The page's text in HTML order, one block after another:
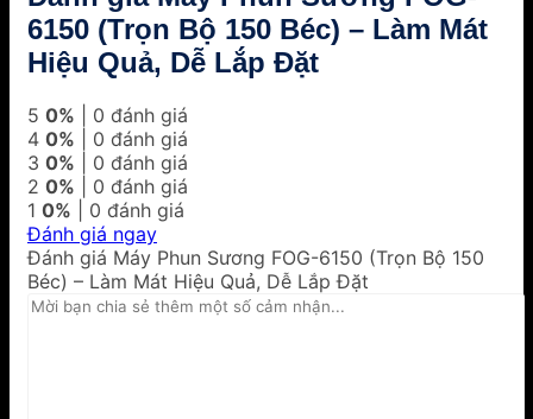
6150 (Trọn Bộ 150 Béc) – Làm Mát
Hiệu Quả, Dễ Lắp Đặt
5 0% | 0 đánh giá
4 0% | 0 đánh giá
3 0% | 0 đánh giá
2 0% | 0 đánh giá
1 0% | 0 đánh giá
Đánh giá ngay
Đánh giá Máy Phun Sương FOG-6150 (Trọn Bộ 150
Béc) – Làm Mát Hiệu Quả, Dễ Lắp Đặt